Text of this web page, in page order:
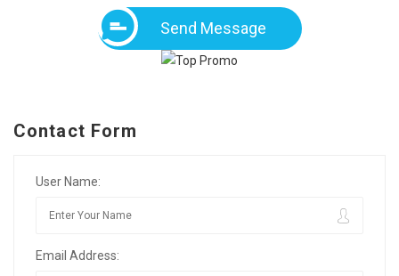
Send Message
Contact Form
User Name:
Email Address: